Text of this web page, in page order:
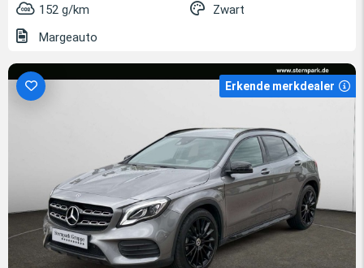
152 g/km
Zwart
Margeauto
Erkende merkdealer